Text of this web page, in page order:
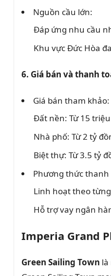
Nguồn cầu lớn:
Đáp ứng nhu cầu
Khu vực Đức Hòa
6. Giá bán và thanh
Giá bán tham khảo:
Đất nền: Từ 15
Nhà phố: Từ 2 tỷ
Biệt thự: Từ 3.5 tỷ
Phương thức thanh
Linh hoạt theo
Hỗ trợ vay ngân
Imperia Grand
Green Sailing Town